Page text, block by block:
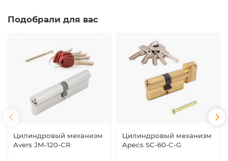
Подобрали для вас
Цилиндровый механизм
Avers JM-120-CR
Цилиндровый механизм
Apecs SC-60-C-G